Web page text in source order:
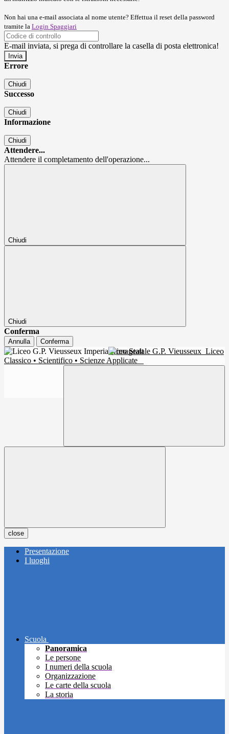
Non hai una e-mail associata al nome utente? Effettua il reset della password
tramite la Login Spaggiari
E-mail inviata, si prega di controllare la casella di posta elettronica!
Errore
Chiudi
Successo
Chiudi
Informazione
Chiudi
Attendere...
Attendere il completamento dell'operazione...
Chiudi
Chiudi
Conferma
Annulla Conferma
Liceo Statale G.P. Vieusseux Liceo
Classico • Scientifico • Scienze Applicate
close
Presentazione
I luoghi
Scuola
Panoramica
Le persone
I numeri della scuola
Organizzazione
Le carte della scuola
La storia